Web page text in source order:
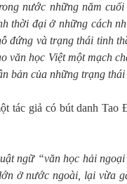
nước những năm
thời đại ở những cách
đứng và trạng thái tinh
văn học Việt một mạch
bản của những trạng
tác giả có bút danh
ngữ “văn học hải
ở nước ngoài, lại vừa